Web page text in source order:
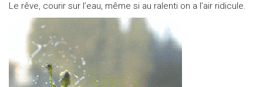
Le rêve, courir sur l’eau, même si au ralenti on a l’air ridicule.